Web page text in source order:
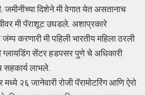
जमीनीच्या दिशेने मी वेगात येत असतानाच
मी पॅराशूट उघडले. अशाप्रकारे
करणारी मी पहिली भारतीय महिला ठरली
सेंटर हडपसर पुणे चे अधिकारी
लाभले.
२६ जानेवारी रोजी पॅरामोटरिंग आणि ऐरो